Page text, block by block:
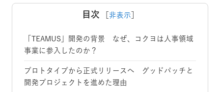
目次 非表示
「TEAMUS」開発の背景 なぜ、コクヨは人事領域
事業に参入したのか？
プロトタイプから正式リリースへ グッドパッチと
開発プロジェクトを進めた理由